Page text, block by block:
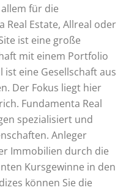
für die
Estate, Allreal oder
ist eine große
mit einem Portfolio
eine Gesellschaft aus
Der Fokus liegt hier
Fundamenta Real
spezialisiert und
Anleger
Immobilien durch die
Kursgewinne in den
können Sie die